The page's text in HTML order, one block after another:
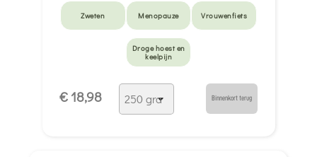
Zweten Menopauze Vrouwenfiets
Droge hoest en
keelpijn
€ 18,98 Binnenkort terug